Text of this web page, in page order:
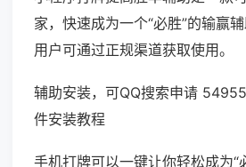
家，快速成为一个“必胜”的输赢
用户可通过正规渠道获取使用。
辅助安装，可QQ搜索申请
件安装教程
手机打牌可以一键让你轻松成为“